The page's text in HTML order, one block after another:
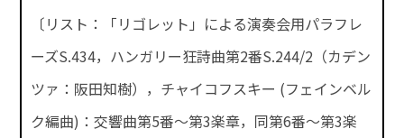
〔リスト：「リゴレット」による演奏会用パラフレ
ーズS.434，ハンガリー狂詩曲第2番S.244/2（カデン
ツァ：阪田知樹），チャイコフスキー (フェインベル
ク編曲)：交響曲第5番～第3楽章，同第6番～第3楽